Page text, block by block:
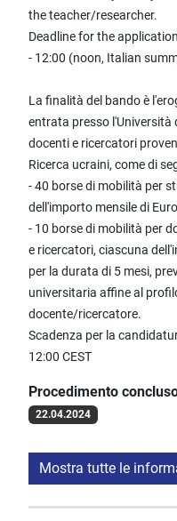
the teacher/researcher.
Deadline for the
- 12:00 (noon, Italian
La finalità del bando è
entrata presso l'Università
docenti e ricercatori
Ricerca ucraini, come di
- 40 borse di mobilità per
dell'importo mensile di
- 10 borse di mobilità per
e ricercatori, ciascuna
per la durata di 5 mesi,
universitaria affine al
docente/ricercatore.
Scadenza per la
12:00 CEST
Procedimento
22.04.2024
Mostra tutte le